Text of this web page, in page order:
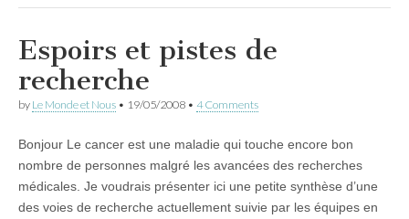
Espoirs et pistes de
recherche
by Le Monde et Nous • 19/05/2008 • 4 Comments
Bonjour Le cancer est une maladie qui touche encore bon
nombre de personnes malgré les avancées des recherches
médicales. Je voudrais présenter ici une petite synthèse d’une
des voies de recherche actuellement suivie par les équipes en